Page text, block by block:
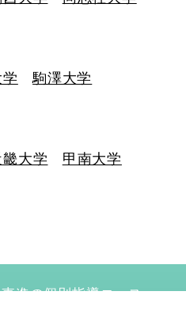
駒澤大学
大学
甲南大学
進の個別指導コース